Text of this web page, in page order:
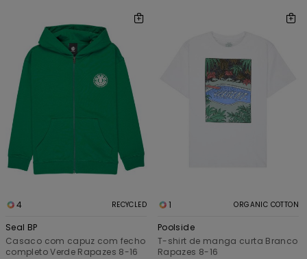
4 RECYCLED
Seal BP
Casaco com capuz com fecho
completo Verde Rapazes 8-16
1 ORGANIC COTTON
Poolside
T-shirt de manga curta Branco
Rapazes 8-16